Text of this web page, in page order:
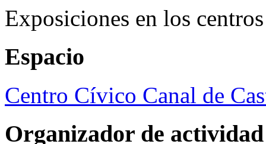
Exposiciones en los
Espacio
Centro Cívico Canal de
Organizador de actividad